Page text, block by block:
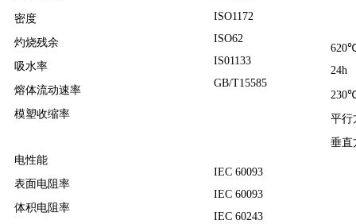
密度
灼烧残余
吸水率
熔体流动速率
模塑收缩率
电性能
表面电阻率
体积电阻率
ISO1172
ISO62
IS01133
GB/T15585
IEC 60093
IEC 60093
IEC 60243
24h
平行
垂直